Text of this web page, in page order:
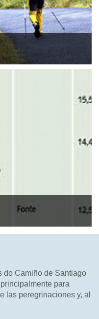
do Camiño de Santiago
para
las peregrinaciones y, al